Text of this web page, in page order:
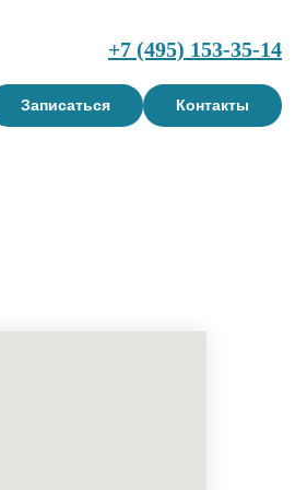
+7 (495) 153-35-14
Записаться Контакты